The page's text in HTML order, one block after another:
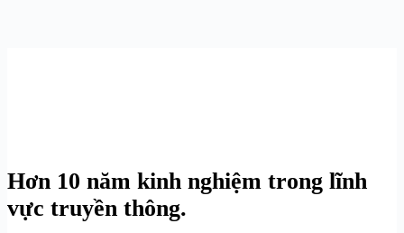
Hơn 10 năm kinh nghiệm trong lĩnh
vực truyền thông.